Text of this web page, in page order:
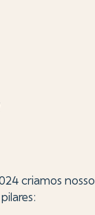
criamos nosso